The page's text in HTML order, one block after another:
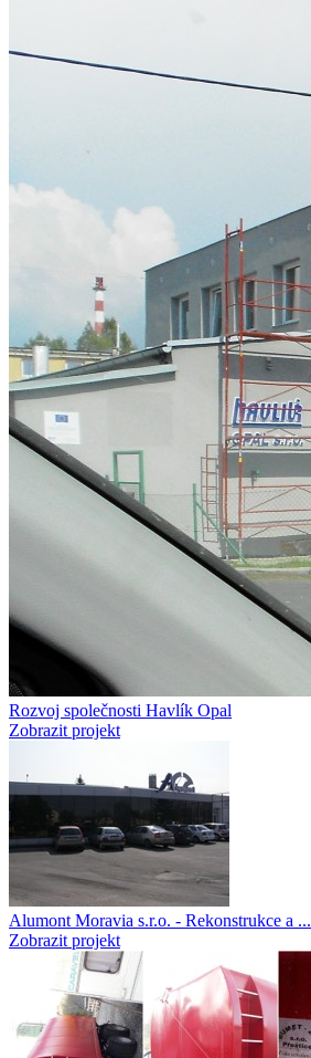
Rozvoj společnosti Havlík Opal
Zobrazit projekt
Alumont Moravia s.r.o. - Rekonstrukce a ...
Zobrazit projekt